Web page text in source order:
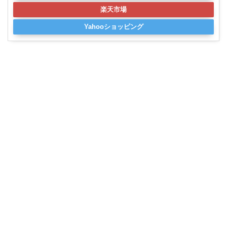
楽天市場
Yahooショッピング